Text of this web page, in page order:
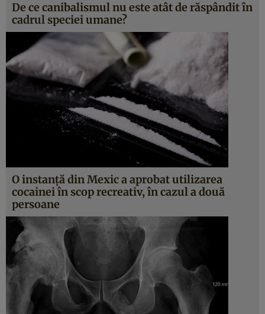
De ce canibalismul nu este atât de răspândit în
cadrul speciei umane?
O instanţă din Mexic a aprobat utilizarea
cocainei în scop recreativ, în cazul a două
persoane